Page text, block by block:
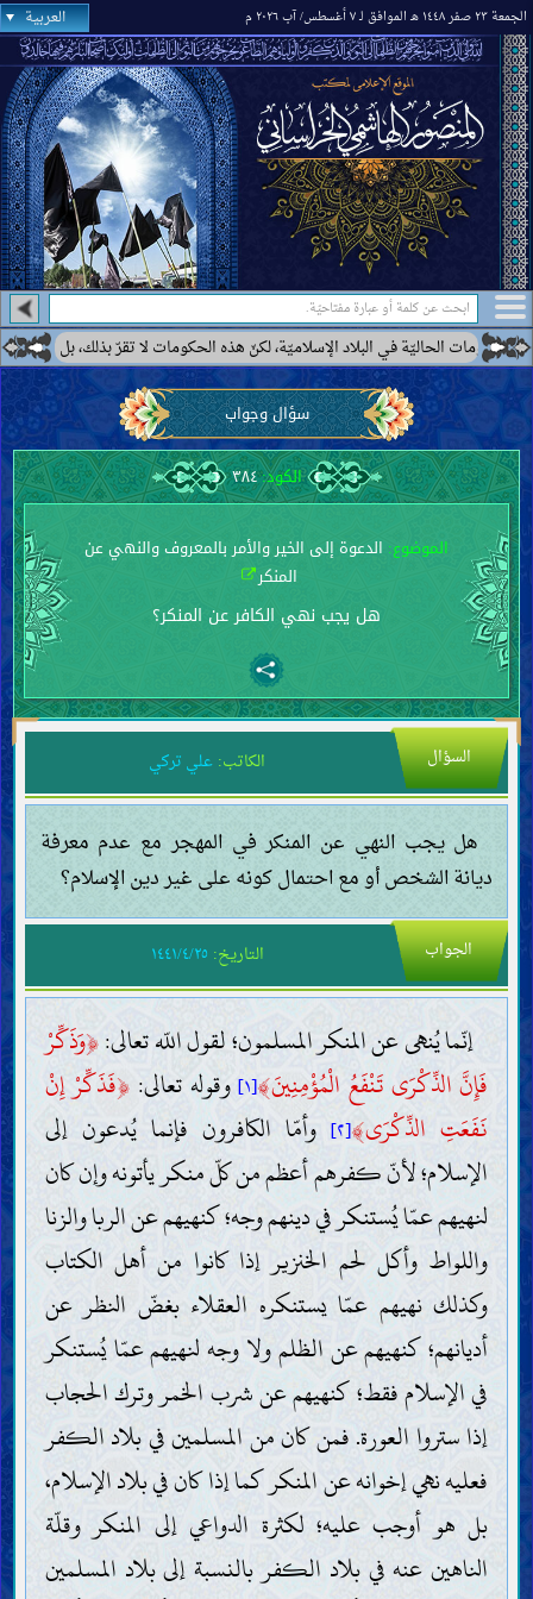
الجمعة ٢٣ صفر ١٤٤٨ هـ الموافق لـ ٧ أغسطس/ آب ٢٠٢٦ م العربية
الحاليّة في البلاد الإسلاميّة، لكنّ هذه الحكومات لا تقرّ بذلك، بل ترى
سؤال وجواب
الكود:٣٨٤
الموضوع: الدعوة إلى الخير والأمر بالمعروف والنهي عن
المنكر
هل يجب نهي الكافر عن المنكر؟
السؤال الكاتب: علي تركي
هل يجب النهي عن المنكر في المهجر مع عدم معرفة
ديانة الشخص أو مع احتمال كونه على غير دين الإسلام؟
الجواب التاريخ: ١٤٤١/٤/٢٥
إنّما يُنهى عن المنكر المسلمون؛ لقول اللّه تعالى:﴿وَذَكِّرْ
فَإِنَّ الذِّكْرَى تَنْفَعُ الْمُؤْمِنِينَ﴾[١] وقوله تعالى: ﴿فَذَكِّرْ إِنْ
نَفَعَتِ الذِّكْرَى﴾[٢] وأمّا الكافرون فإنما يُدعون إلى
الإسلام؛ لأنّ كفرهم أعظم من كلّ منكر يأتونه وإن كان
لنهيهم عمّا يُستنكر في دينهم وجه؛ كنهيهم عن الربا والزنا
واللواط وأكل لحم الخنزير إذا كانوا من أهل الكتاب
وكذلك نهيهم عمّا يستنكره العقلاء بغضّ النظر عن
أديانهم؛ كنهيهم عن الظلم ولا وجه لنهيهم عمّا يُستنكر
في الإسلام فقط؛ كنهيهم عن شرب الخمر وترك الحجاب
إذا ستروا العورة. فمن كان من المسلمين في بلاد الكفر
فعليه نهي إخوانه عن المنكر كما إذا كان في بلاد الإسلام،
بل هو أوجب عليه؛ لكثرة الدواعي إلى المنكر وقلّة
الناهين عنه في بلاد الكفر بالنسبة إلى بلاد المسلمين
المقدّمات
العقل
العلم
وجوب اكتساب العلم (الاجتهاد) وطريقته
موانع اكتساب العلم
التقليد
الخرافات وسائر الموانع
صفات العلماء وواجباتهم
الحجّة
كتاب اللّه
حجّيّة القرآن وصفاته
تفسير القرآن
طريقة تفسير القرآن وقواعده
تفسير بعض آيات القرآن
خليفة اللّه
ضرورة خليفة اللّه وصفاته
الطريق إلى معرفة خليفة اللّه (المعجزة والنصّ)